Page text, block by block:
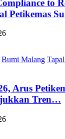
to
Petikemas
Bumi Malang
Arus
Tren…